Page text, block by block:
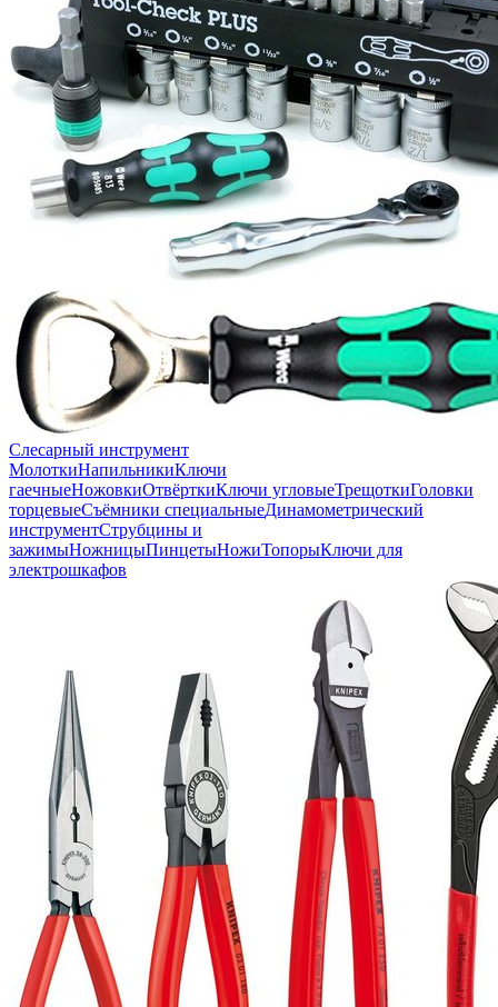
Слесарный инструмент
МолоткиНапильникиКлючи
гаечныеНожовкиОтвёрткиКлючи угловыеТрещоткиГоловки
торцевыеСъёмники специальныеДинамометрический
инструментСтрубцины и
зажимыНожницыПинцетыНожиТопорыКлючи для
электрошкафов